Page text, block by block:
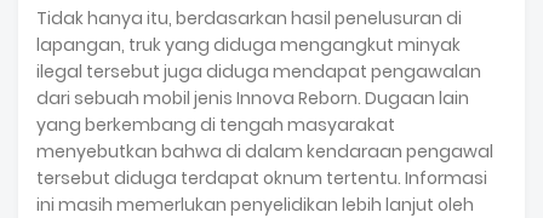
Tidak hanya itu, berdasarkan hasil penelusuran di
lapangan, truk yang diduga mengangkut minyak
ilegal tersebut juga diduga mendapat pengawalan
dari sebuah mobil jenis Innova Reborn. Dugaan lain
yang berkembang di tengah masyarakat
menyebutkan bahwa di dalam kendaraan pengawal
tersebut diduga terdapat oknum tertentu. Informasi
ini masih memerlukan penyelidikan lebih lanjut oleh